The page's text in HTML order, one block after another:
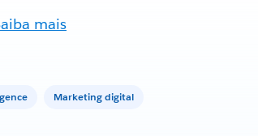
mais
Marketing digital